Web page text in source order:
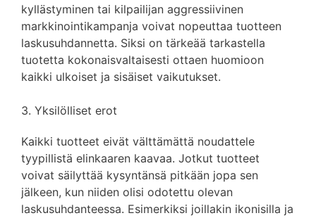
kyllästyminen tai kilpailijan aggressiivinen
markkinointikampanja voivat nopeuttaa tuotteen
laskusuhdannetta. Siksi on tärkeää tarkastella
tuotetta kokonaisvaltaisesti ottaen huomioon
kaikki ulkoiset ja sisäiset vaikutukset.
3. Yksilölliset erot
Kaikki tuotteet eivät välttämättä noudattele
tyypillistä elinkaaren kaavaa. Jotkut tuotteet
voivat säilyttää kysyntänsä pitkään jopa sen
jälkeen, kun niiden olisi odotettu olevan
laskusuhdanteessa. Esimerkiksi joillakin ikonisilla ja